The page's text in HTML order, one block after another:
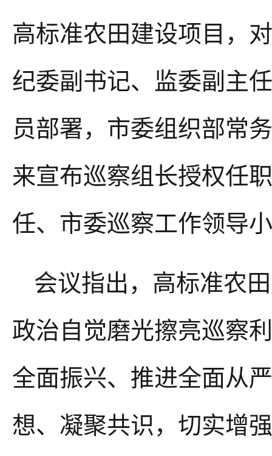
高标准农田建设项目， 对
纪委副书记、监委副主
员部署，市委组织部常
来宣布巡察组长授权任
任、市委巡察工作领导
会议指出，高标准农
政治自觉磨光擦亮巡察
全面振兴、推进全面从
想、凝聚共识，切实增